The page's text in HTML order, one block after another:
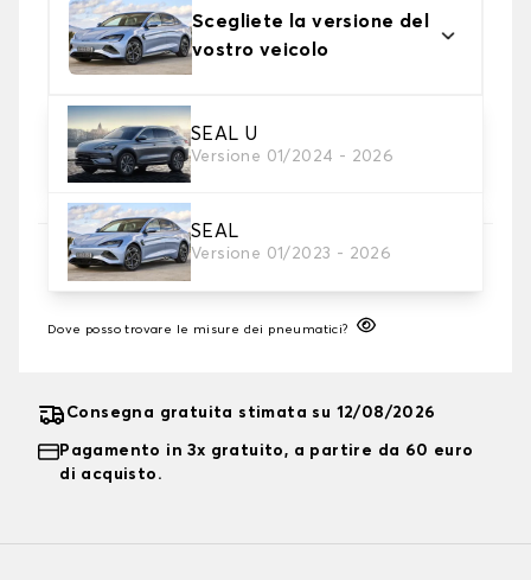
Scegliete la versione del
vostro veicolo
SEAL U
Versione 01/2024 - 2026
SEAL
Versione 01/2023 - 2026
2. Finitura a calza
Scegli le calze da neve adatte alle tue necessità
3. Dimensioni
Inserire le dimensioni del pneumatico
Dove posso trovare le misure dei pneumatici?
Consegna gratuita stimata su 12/08/2026
Pagamento in 3x gratuito, a partire da 60 euro
di acquisto.